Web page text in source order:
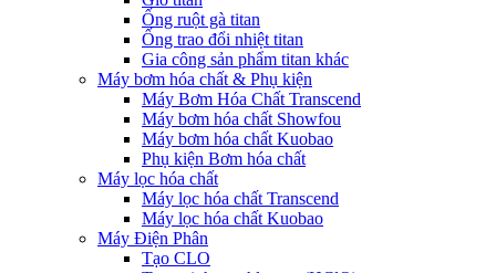
Ống ruột gà titan
Ống trao đổi nhiệt titan
Gia công sản phẩm titan khác
Máy bơm hóa chất & Phụ kiện
Máy Bơm Hóa Chất Transcend
Máy bơm hóa chất Showfou
Máy bơm hóa chất Kuobao
Phụ kiện Bơm hóa chất
Máy lọc hóa chất
Máy lọc hóa chất Transcend
Máy lọc hóa chất Kuobao
Máy Điện Phân
Tạo CLO